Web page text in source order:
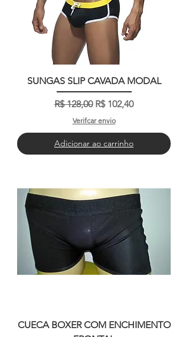
SUNGAS SLIP CAVADA MODAL
Preço normal
R$ 128,00 Preço promocional
R$ 102,40
Verifcar envio
Adicionar ao carrinho
CUECA BOXER COM ENCHIMENTO